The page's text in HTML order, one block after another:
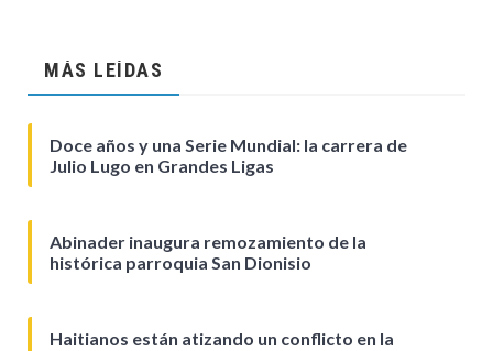
MÁS LEÍDAS
Doce años y una Serie Mundial: la carrera de
Julio Lugo en Grandes Ligas
Abinader inaugura remozamiento de la
histórica parroquia San Dionisio
Haitianos están atizando un conflicto en la